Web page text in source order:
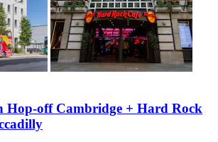
Hop-off Cambridge + Hard Rock